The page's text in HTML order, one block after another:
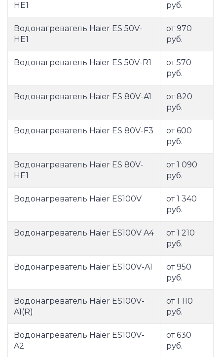
HE1
руб.
Водонагреватель Haier ES 50V-
HE1
от 970
руб.
Водонагреватель Haier ES 50V-R1
от 570
руб.
Водонагреватель Haier ES 80V-A1
от 820
руб.
Водонагреватель Haier ES 80V-F3
от 600
руб.
Водонагреватель Haier ES 80V-
HE1
от 1 090
руб.
Водонагреватель Haier ES100V
от 1 340
руб.
Водонагреватель Haier ES100V A4
от 1 210
руб.
Водонагреватель Haier ES100V-A1
от 950
руб.
Водонагреватель Haier ES100V-
A1(R)
от 1 110
руб.
Водонагреватель Haier ES100V-
A2
от 630
руб.